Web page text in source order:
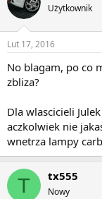
Użytkownik
Lut 17, 2016
No blagam, po co
zbliza?
Dla wlascicieli
aczkolwiek nie
wnetrza lampy
T tx555
Nowy